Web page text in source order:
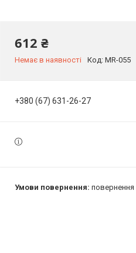
612 ₴
Немає в наявності Код: MR-055
+380 (67) 631-26-27
повернення